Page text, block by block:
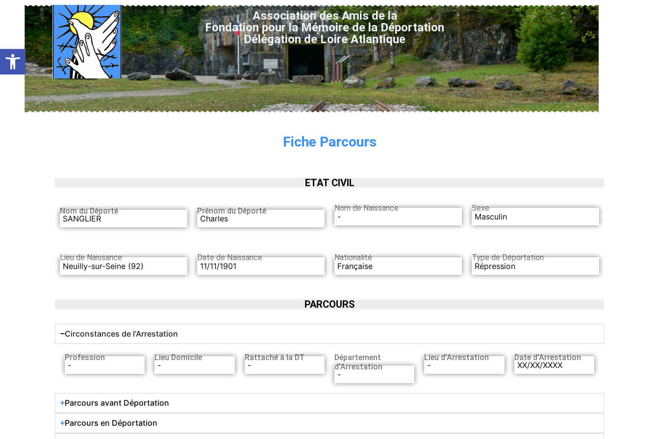
Ouvrir la barre d’outils
Association des Amis de la
Fondation pour la Mémoire de la Déportation
Délégation de Loire Atlantique
Fiche Parcours
ETAT CIVIL
Nom du Déporté
SANGLIER
Prénom du Déporté
Charles
Nom de Naissance
-
Sexe
Masculin
Lieu de Naissance
Neuilly-sur-Seine (92)
Date de Naissance
11/11/1901
Nationalité
Française
Type de Déportation
Répression
PARCOURS
Circonstances de l'Arrestation
Profession
-
Lieu Domicile
-
Rattaché à la DT
-
Département
d’Arrestation
-
Lieu d’Arrestation
-
Date d’Arrestation
XX/XX/XXXX
Parcours avant Déportation
Parcours en Déportation